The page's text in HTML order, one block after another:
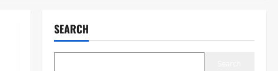
SEARCH